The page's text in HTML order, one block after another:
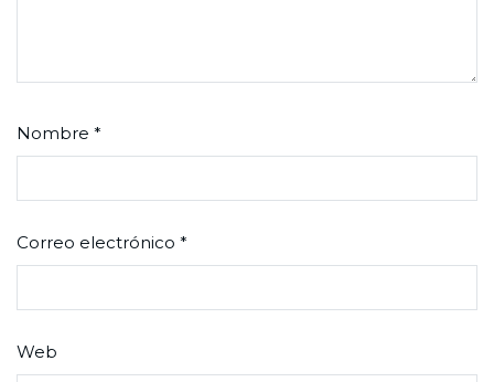
Nombre *
Correo electrónico *
Web